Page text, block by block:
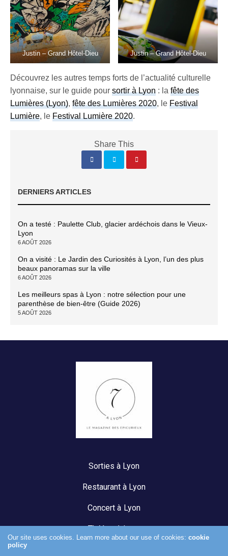
Justin – Grand Hôtel-Dieu Justin – Grand Hôtel-Dieu
Découvrez les autres temps forts de l’actualité culturelle
lyonnaise, sur le guide poursortir à Lyon : lafête des
Lumières (Lyon),fête des Lumières 2020, leFestival
Lumière, leFestival Lumière 2020.
Share This
DERNIERS ARTICLES
On a testé : Paulette Club, glacier ardéchois dans le Vieux-
Lyon
6 AOÛT 2026
On a visité : Le Jardin des Curiosités à Lyon, l’un des plus
beaux panoramas sur la ville
6 AOÛT 2026
Les meilleurs spas à Lyon : notre sélection pour une
parenthèse de bien-être (Guide 2026)
5 AOÛT 2026
Sorties à Lyon
Restaurant à Lyon
Concert à Lyon
Théâtre à Lyon
Our site uses cookies. Learn more about our use of cookies:cookie
policy